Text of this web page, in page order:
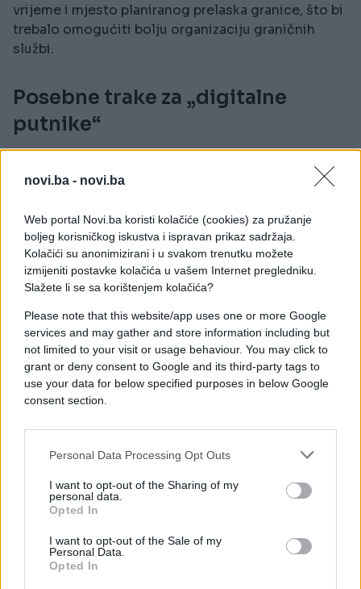
novi.ba - novi.ba
Web portal Novi.ba koristi kolačiće (cookies) za pružanje
boljeg korisničkog iskustva i ispravan prikaz sadržaja.
Kolačići su anonimizirani i u svakom trenutku možete
izmijeniti postavke kolačića u vašem Internet pregledniku.
Slažete li se sa korištenjem kolačića?
Please note that this website/app uses one or more Google
services and may gather and store information including but
not limited to your visit or usage behaviour. You may click to
grant or deny consent to Google and its third-party tags to
use your data for below specified purposes in below Google
consent section.
Personal Data Processing Opt Outs
I want to opt-out of the Sharing of my
personal data.
Opted In
I want to opt-out of the Sale of my
Personal Data.
Opted In
vrijeme i mjesto planiranog prelaska granice, što bi
trebalo omogućiti bolju organizaciju graničnih
službi.
Posebne trake za „digitalne
putnike“
Ideja sistema je da putnici koji koriste aplikaciju
dobiju prioritetne ili brže trake na graničnim
dostupne svugdje.
Iako Europska komisija tvrdi da je aplikacija
jednostavna i intuitivna, brojni korisnici izražavaju
nezadovoljstvo jer sistem još nije u potpunosti
funkcionalan. Mnogi granični prelazi još nisu
tehnički spremni za ovakav način rada, pa se
očekuje period prilagođavanja i testiranja. Za sada
nije poznato kada će i u kojem obimu građani
Bosne i Hercegovine moći koristiti sve pogodnosti
Cilj: manje gužve i brži prelazak
granice
Europe“ odgovor je na upozorenja turističkog
sektora i aviokompanija da bi nove procedure